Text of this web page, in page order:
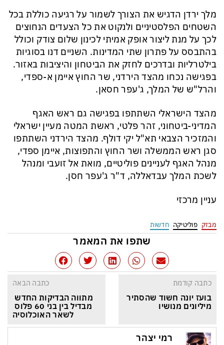
מלך ירדן הדגיש את הצורך לשמור על רגיעה כוללת בכל
השטחים הפלסטיניים ולנקוט את כל הצעדים הנחוצים
לכך על מנת ליצור אופק אמיתי לכינון שלום צודק וכולל
בהתבסס על פתרון שתי המדינות. השניים דנו בסוגיות
בילטרליות ובדרכים לחזק את הביטחון והיציבות באזור.
בפגישה נכחו מהצד הירדני, שר החוץ איימן א-ספדי,
והרל"ש של המלך, ג'עפר חסאן.
מהצד הישראלי השתתפו בפגישה גם ראש האגף
המדיני-ביטחוני, זהר פלטי, ראשת המטה מעיין ישראלי
והמזכיר הצבאי תא"ל יקי דולף. מהצד הירדני השתתפו
סגן ראש הממשלה ושר החוץ והתפוצות, איימן ספדי,
מנהל האגף לעניינים פוליטיים, מואת אל זועבי ומנהל
לשכת המלך עבדאללה, ד"ר ג'עפר חסן.
עניין מרכזי
מבזק פוליטיקה חדשות
שתפו את המאמר
כתבה קודמת
בועז יונה חשוד שהסתיר
מיליונים מנושיו
כתבה הבאה
מתווה הבדיקות החדש
מבדיל בין בני 60 פלוס
לשאר האוכלוסיה
רמי יצהר